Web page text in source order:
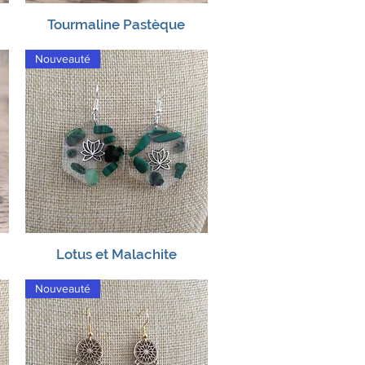
Aperçu rapide
Tourmaline Pastèque
Aperçu rapide
Nouveauté
Lotus et Malachite
Nouveauté